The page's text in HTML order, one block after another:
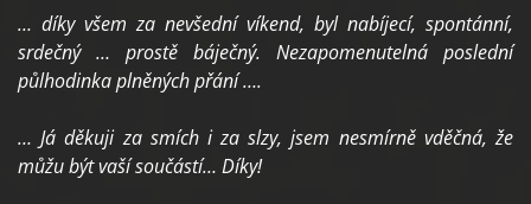
… díky všem za nevšední víkend, byl nabíjecí, spontánní,
srdečný … prostě báječný. Nezapomenutelná poslední
půlhodinka plněných přání ….
… Já děkuji za smích i za slzy, jsem nesmírně vděčná, že
můžu být vaší součástí… Díky!